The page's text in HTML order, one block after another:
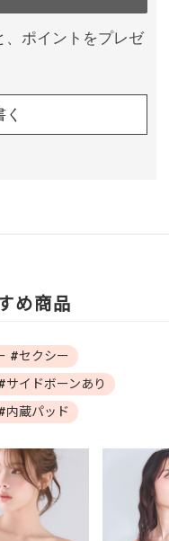
、ポイントをプレゼ
め商品
#セクシー
イドボーンあり
内蔵パッド